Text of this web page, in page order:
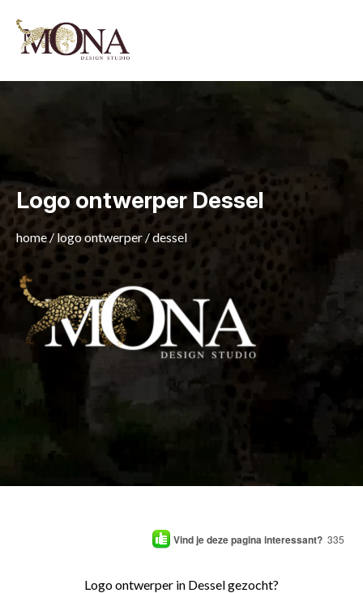
Logo ontwerper Dessel
home /logo ontwerper /dessel
Vind je deze pagina interessant? 335
Logo ontwerper in Dessel gezocht?